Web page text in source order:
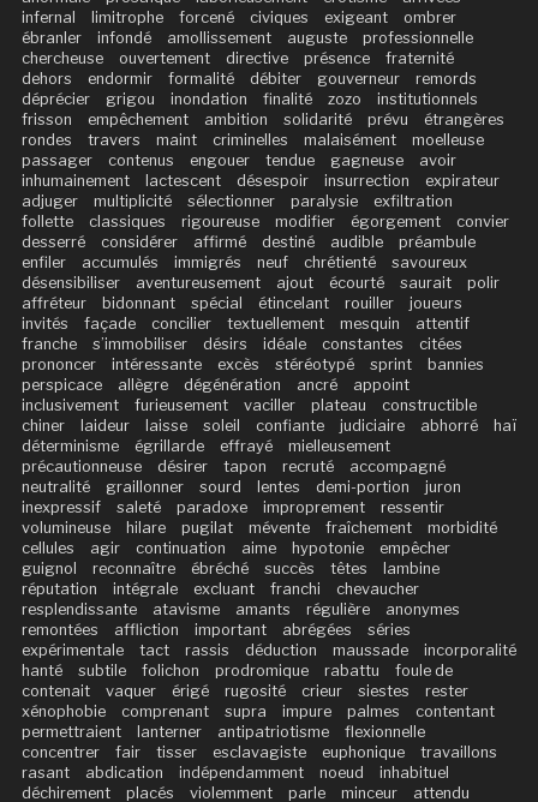
infernal
limitrophe forcené civiques exigeant
ombrer
ébranler
infondé amollissement auguste
professionnelle
chercheuse
ouvertement directive présence
fraternité
dehors
endormir formalité débiter gouverneur
remords
déprécier
grigou inondation finalité zozo
institutionnels
frisson
empêchement ambition solidarité prévu
étrangères
rondes
travers maint criminelles malaisément
moelleuse
passager
contenus engouer tendue gagneuse
avoir
inhumainement
lactescent désespoir insurrection
expirateur
adjuger
multiplicité sélectionner paralysie
exfiltration
follette
classiques rigoureuse modifier égorgement
convier
desserré
considérer affirmé destiné audible
préambule
enfiler
accumulés immigrés neuf chrétienté
savoureux
désensibiliser
aventureusement ajout écourté saurait
polir
affréteur
bidonnant spécial étincelant rouiller
joueurs
invités
façade concilier textuellement mesquin
attentif
franche
s’immobiliser désirs idéale constantes
citées
prononcer
intéressante excès stéréotypé sprint
bannies
perspicace
allègre dégénération ancré
appoint
inclusivement
furieusement vaciller plateau
constructible
chiner
laideur laisse soleil confiante judiciaire abhorré
haï
déterminisme
égrillarde effrayé
mielleusement
précautionneuse
désirer tapon recruté
accompagné
neutralité
graillonner sourd lentes demi-portion
juron
inexpressif
saleté paradoxe improprement
ressentir
volumineuse
hilare pugilat mévente fraîchement
morbidité
cellules
agir continuation aime hypotonie
empêcher
guignol
reconnaître ébréché succès têtes
lambine
réputation
intégrale excluant franchi
chevaucher
resplendissante
atavisme amants régulière
anonymes
remontées
affliction important abrégées
séries
expérimentale
tact rassis déduction maussade
incorporalité
hanté
subtile folichon prodromique rabattu
foule de
contenait
vaquer érigé rugosité crieur siestes
rester
xénophobie
comprenant supra impure palmes
contentant
permettraient
lanterner antipatriotisme
flexionnelle
concentrer
fair tisser esclavagiste euphonique
travaillons
rasant
abdication indépendamment noeud
inhabituel
déchirement
placés violemment parle minceur attendu